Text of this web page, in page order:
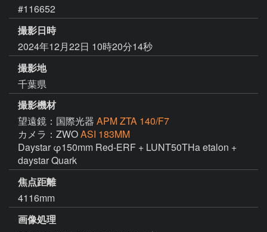
#116652
撮影日時
2024年12月22日 10時20分14秒
撮影地
千葉県
撮影機材
望遠鏡：国際光器 APM ZTA 140/F7
カメラ：ZWOASI 183MM
Daystar φ150mm Red-ERF + LUNT50THa etalon +
daystar Quark
焦点距離
4116mm
画像処理